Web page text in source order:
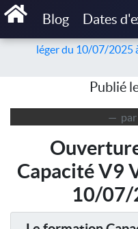
Blog Dates
Accueil
Articles
léger du 10/07/2025
Publié
Capacité V9
10/07/